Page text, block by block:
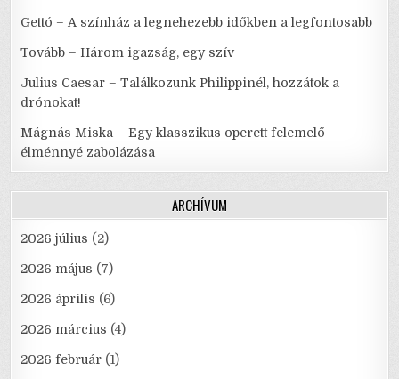
Gettó – A színház a legnehezebb időkben a legfontosabb
Tovább – Három igazság, egy szív
Julius Caesar – Találkozunk Philippinél, hozzátok a
drónokat!
Mágnás Miska – Egy klasszikus operett felemelő
élménnyé zabolázása
ARCHÍVUM
2026 július (2)
2026 május (7)
2026 április (6)
2026 március (4)
2026 február (1)